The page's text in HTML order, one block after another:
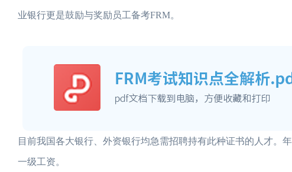
业银行更是鼓励与奖励员工备考FRM。
目前我国各大银行、外资银行均急需招聘持有此种证书的人才。
一级工资。